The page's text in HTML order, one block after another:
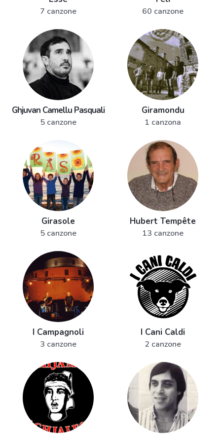
7 canzone 60 canzone
Ghjuvan Camellu Pasquali
5 canzone
Giramondu
1 canzona
Girasole
5 canzone
Hubert Tempête
13 canzone
I Campagnoli
3 canzone
I Cani Caldi
2 canzone